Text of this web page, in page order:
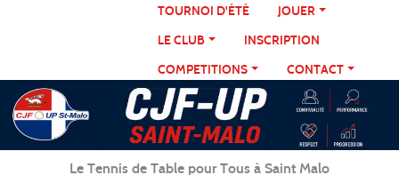
TOURNOI D'ÉTÉ
JOUER
LE CLUB
INSCRIPTION
COMPETITIONS
CONTACT
Le Tennis de Table pour Tous à Saint Malo
Panneau de gestion des cookies